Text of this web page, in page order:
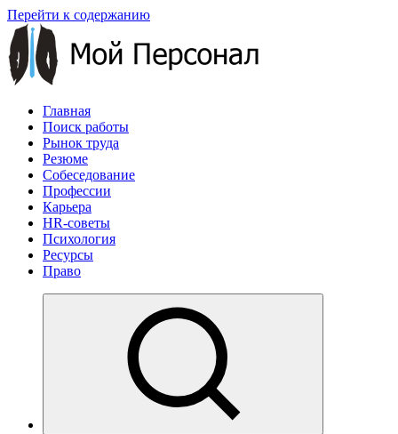
Перейти к содержанию
Главная
Поиск работы
Рынок труда
Резюме
Собеседование
Профессии
Карьера
HR-советы
Психология
Ресурсы
Право